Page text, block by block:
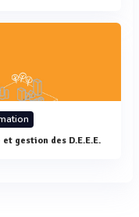
gestion des D.E.E.E.